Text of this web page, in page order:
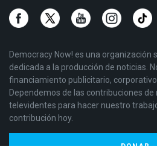
Democracy Now! es una organización
dedicada a la producción de noticias.
financiamiento publicitario,
Dependemos de las contribuciones
televidentes para hacer nuestro
contribución hoy.